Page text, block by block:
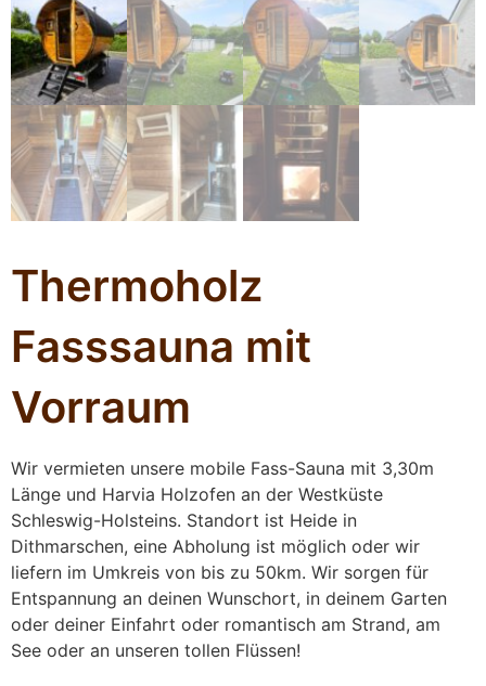
Thermoholz
Fasssauna mit
Vorraum
Wir vermieten unsere mobile Fass-Sauna mit 3,30m
Länge und Harvia Holzofen an der Westküste
Schleswig-Holsteins. Standort ist Heide in
Dithmarschen, eine Abholung ist möglich oder wir
liefern im Umkreis von bis zu 50km. Wir sorgen für
Entspannung an deinen Wunschort, in deinem Garten
oder deiner Einfahrt oder romantisch am Strand, am
See oder an unseren tollen Flüssen!